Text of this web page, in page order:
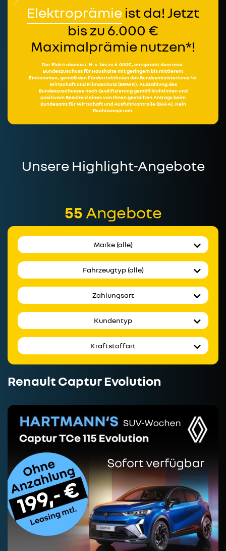
Elektroprämie ist da! Jetzt
bis zu 6.000 €
Maximalprämie nutzen*!
Der Elektrobonus i. H. v. bis zu 6.000€, entspricht dem max.
Bundeszuschuss für Haushalte mit geringem bis mittlerem
Einkommen, gemäß den Förderrichtlinien des Bundesministeriums für
Wirtschaft und Klimaschutz (BMWK). Auszahlung des
Bundeszuschusses nach Qualifizierung gemäß Richtlinien und
positivem Bescheid eines von Ihnen gestellten Antrags beim
Bundesamt für Wirtschaft und Ausfuhrkontrolle (BAFA). Kein
Rechtsanspruch.
Unsere Highlight-Angebote
55 Angebote
Marke (alle)
Fahrzeugtyp (alle)
Zahlungsart
Kundentyp
Kraftstoffart
Renault Captur Evolution